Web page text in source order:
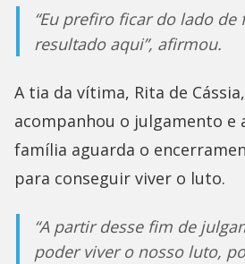
“Eu prefiro ficar do lado de
resultado aqui”, afirmou.
A tia da vítima, Rita de
acompanhou o julgamento e
família aguarda o
para conseguir viver o luto.
“A partir desse fim de
poder viver o nosso luto,